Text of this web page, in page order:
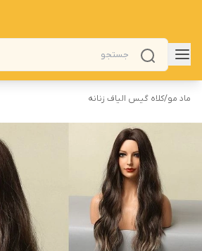
ماد مو/کلاه گیس الیاف زنانه